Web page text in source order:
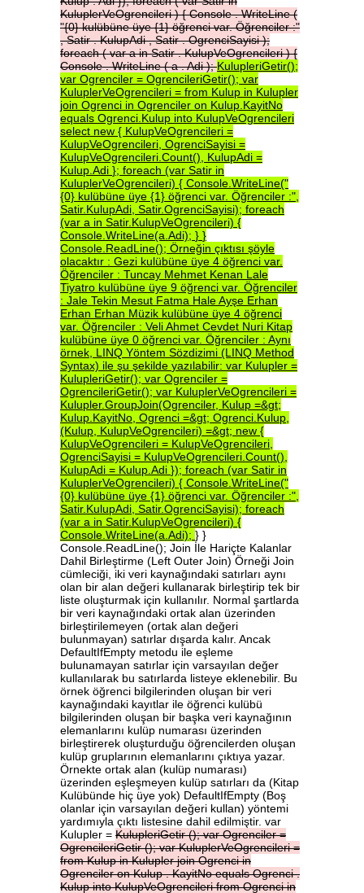
KuluplerVeOgrencileri){Console.WriteLine(
"{0}kulübüneüye{1}öğrencivar.Öğrenciler:"
,Satir.KulupAdi,Satir.OgrenciSayisi);
foreach(varainSatir.KulupVeOgrencileri){
Console.WriteLine(a.Adi);KulupleriGetir();
var Ogrenciler = OgrencileriGetir(); var
KuluplerVeOgrencileri = from Kulup in Kulupler
join Ogrenci in Ogrenciler on Kulup.KayitNo
equals Ogrenci.Kulup into KulupVeOgrencileri
select new { KulupVeOgrencileri =
KulupVeOgrencileri, OgrenciSayisi =
KulupVeOgrencileri.Count(), KulupAdi =
Kulup.Adi }; foreach (var Satir in
KuluplerVeOgrencileri) { Console.WriteLine("
{0} kulübüne üye {1} öğrenci var. Öğrenciler :",
Satir.KulupAdi, Satir.OgrenciSayisi); foreach
(var a in Satir.KulupVeOgrencileri) {
Console.WriteLine(a.Adi); } }
Console.ReadLine(); Örneğin çıktısı şöyle
olacaktır : Gezi kulübüne üye 4 öğrenci var.
Öğrenciler : Tuncay Mehmet Kenan Lale
Tiyatro kulübüne üye 9 öğrenci var. Öğrenciler
: Jale Tekin Mesut Fatma HaleAyşe Erhan
Erhan Erhan Müzik kulübüne üye 4 öğrenci
var. Öğrenciler : VeliAhmet Cevdet Nuri Kitap
kulübüne üye 0 öğrenci var. Öğrenciler : Aynı
örnek, LINQ Yöntem Sözdizimi (LINQ Method
Syntax) ile şu şekilde yazılabilir: var Kulupler =
KulupleriGetir(); var Ogrenciler =
OgrencileriGetir(); var KuluplerVeOgrencileri =
Kulupler.GroupJoin(Ogrenciler, Kulup =&gt;
Kulup.KayitNo, Ogrenci =&gt; Ogrenci.Kulup,
(Kulup, KulupVeOgrencileri) =&gt; new {
KulupVeOgrencileri = KulupVeOgrencileri,
OgrenciSayisi = KulupVeOgrencileri.Count(),
KulupAdi = Kulup.Adi }); foreach (var Satir in
KuluplerVeOgrencileri) { Console.WriteLine("
{0} kulübüne üye {1} öğrenci var. Öğrenciler :",
Satir.KulupAdi, Satir.OgrenciSayisi); foreach
(var a in Satir.KulupVeOgrencileri) {
Console.WriteLine(a.Adi); } }
Console.ReadLine(); Join İle Hariçte Kalanlar
Dahil Birleştirme (Left Outer Join) Örneği Join
cümleciği, iki veri kaynağındaki satırları aynı
olan bir alan değeri kullanarak birleştirip tek bir
liste oluşturmak için kullanılır. Normal şartlarda
bir veri kaynağındaki ortak alan üzerinden
birleştirilemeyen (ortak alan değeri
bulunmayan) satırlar dışarda kalır. Ancak
DefaultIfEmpty metodu ile eşleme
bulunamayan satırlar için varsayılan değer
kullanılarak bu satırlarda listeye eklenebilir. Bu
örnek öğrenci bilgilerinden oluşan bir veri
kaynağındaki kayıtlar ile öğrenci kulübü
bilgilerinden oluşan bir başka veri kaynağının
elemanlarını kulüp numarası üzerinden
birleştirerek oluşturduğu öğrencilerden oluşan
kulüp gruplarının elemanlarını çıktıya yazar.
Örnekte ortak alan (kulüp numarası)
üzerinden eşleşmeyen kulüp satırları da (Kitap
Kulübünde hiç üye yok) DefaultIfEmpty (Boş
olanlar için varsayılan değeri kullan) yöntemi
yardımıyla çıktı listesine dahil edilmiştir. var
Kulupler = KulupleriGetir();varOgrenciler=
OgrencileriGetir();varKuluplerVeOgrencileri=
fromKulupinKuluplerjoinOgrenciin
OgrencileronKulup.KayitNoequalsOgrenci.
KulupintoKulupVeOgrencilerifromOgrenciin